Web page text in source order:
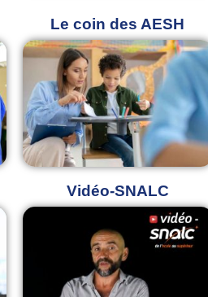
Le coin des AESH
Vidéo-SNALC